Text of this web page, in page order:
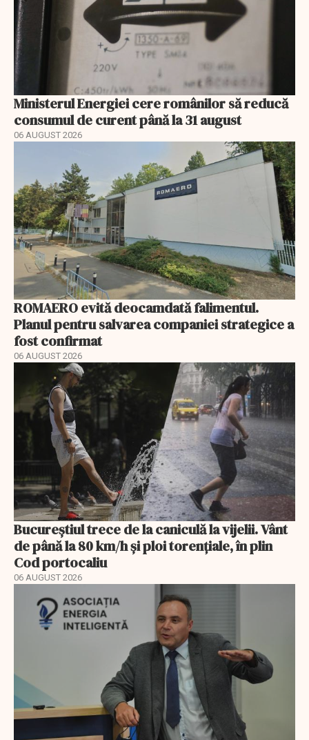
Ministerul Energiei cere românilor să reducă
consumul de curent până la 31 august
06 AUGUST 2026
ROMAERO evită deocamdată falimentul.
Planul pentru salvarea companiei strategice a
fost confirmat
06 AUGUST 2026
Bucureștiul trece de la caniculă la vijelii. Vânt
de până la 80 km/h și ploi torențiale, în plin
Cod portocaliu
06 AUGUST 2026